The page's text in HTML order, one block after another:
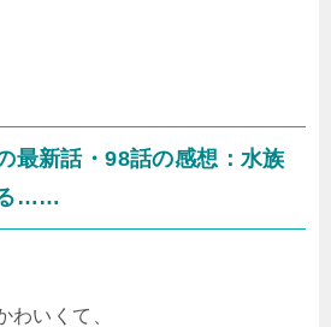
最新話・98話の感想：水族
る……
わいくて、